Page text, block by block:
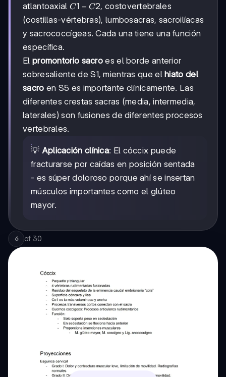
atlantoaxial C1-
C2
C1 − C2, costovertebrales
(costillas-vértebras), lumbosacras, sacroilíacas
y sacrococcígeas. Cada una tiene una función
específica.
El promontorio sacro es el borde anterior
sobresaliente de S1, mientras que el hiato del
sacro en S5 es importante clínicamente. Las
diferentes crestas sacras (media, intermedia,
laterales) son fusiones de diferentes procesos
vertebrales.
💡 Aplicación clínica: El cóccix puede
fracturarse por caídas en posición sentada
- es súper doloroso porque ahí se insertan
músculos importantes como el glúteo
mayor.
6 of 30